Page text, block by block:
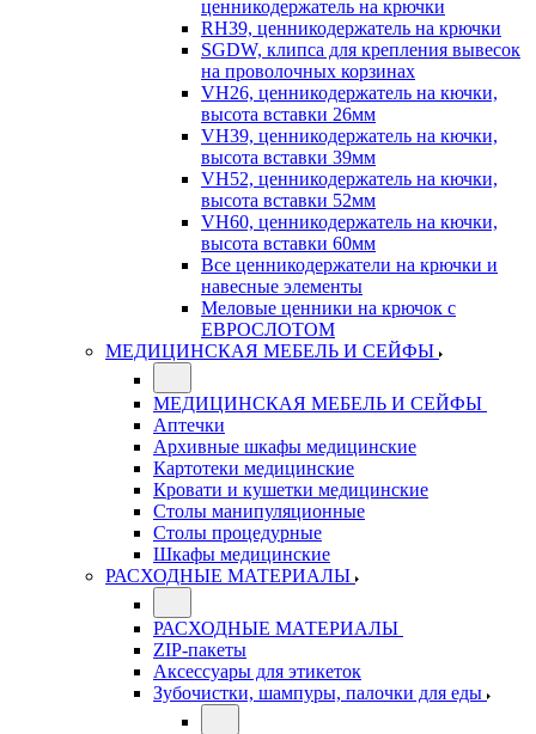
ценникодержатель на крючки
RH39, ценникодержатель на крючки
SGDW, клипса для крепления вывесок
на проволочных корзинах
VH26, ценникодержатель на кючки,
высота вставки 26мм
VH39, ценникодержатель на кючки,
высота вставки 39мм
VH52, ценникодержатель на кючки,
высота вставки 52мм
VH60, ценникодержатель на кючки,
высота вставки 60мм
Все ценникодержатели на крючки и
навесные элементы
Меловые ценники на крючок с
ЕВРОСЛОТОМ
МЕДИЦИНСКАЯ МЕБЕЛЬ И СЕЙФЫ
МЕДИЦИНСКАЯ МЕБЕЛЬ И СЕЙФЫ
Аптечки
Архивные шкафы медицинские
Картотеки медицинские
Кровати и кушетки медицинские
Столы манипуляционные
Столы процедурные
Шкафы медицинские
РАСХОДНЫЕ МАТЕРИАЛЫ
РАСХОДНЫЕ МАТЕРИАЛЫ
ZIP-пакеты
Аксессуары для этикеток
Зубочистки, шампуры, палочки для еды